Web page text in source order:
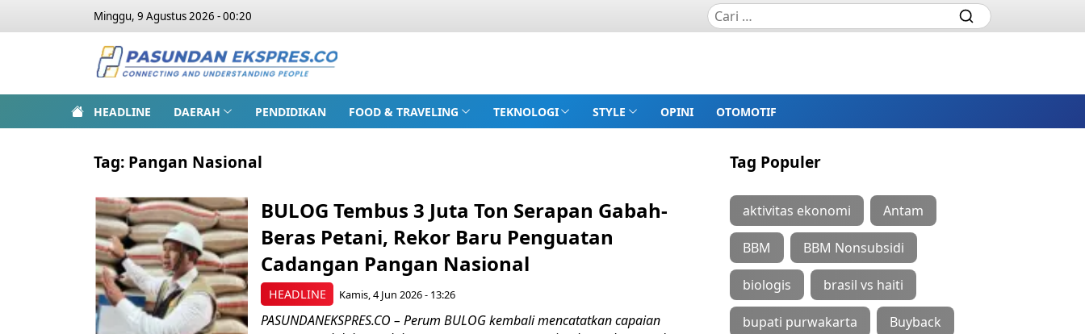
Minggu, 9 Agustus 2026 - 00:20
HEADLINE DAERAH PENDIDIKAN FOOD & TRAVELING TEKNOLOGI STYLE OPINI OTOMOTIF
Tag: Pangan Nasional
HEADLINE
BULOG Tembus 3 Juta Ton Serapan Gabah-
Beras Petani, Rekor Baru Penguatan
Cadangan Pangan Nasional
Kamis, 4 Jun 2026 - 13:26
PASUNDANEKSPRES.CO – Perum BULOG kembali mencatatkan capaian
Tag Populer
aktivitas ekonomi Antam
BBM BBM Nonsubsidi
biologis brasil vs haiti
bupati purwakarta Buyback